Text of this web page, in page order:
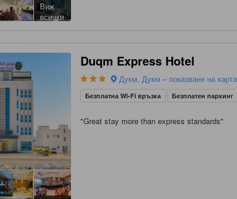
Виж
всички
Duqm Express Hotel
Дукм, Дукм – показване на
Безплатна Wi-Fi връзка Безплатен паркинг
"Great stay more than express standards"